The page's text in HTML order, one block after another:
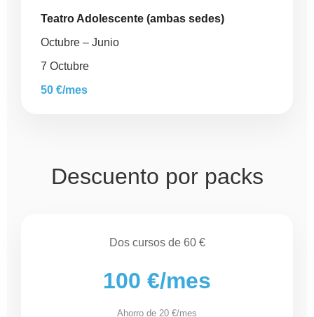
Teatro Adolescente (ambas sedes)
Octubre – Junio
7 Octubre
50 €/mes
Descuento por packs
Dos cursos de 60 €
100 €/mes
Ahorro de 20 €/mes